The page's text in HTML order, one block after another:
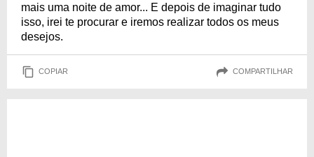
mais uma noite de amor... E depois de imaginar tudo
isso, irei te procurar e iremos realizar todos os meus
desejos.
COPIAR COMPARTILHAR